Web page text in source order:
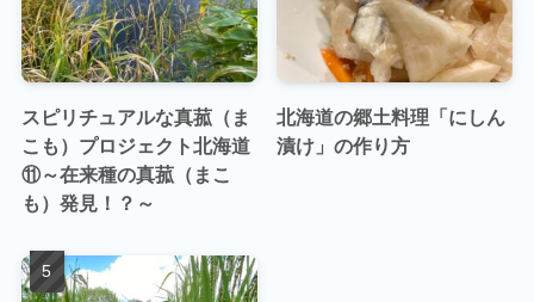
スピリチュアルな真菰（ま
こも）プロジェクト北海道
⑪～在来種の真菰（まこ
も）発見！？～
北海道の郷土料理「にしん
漬け」の作り方